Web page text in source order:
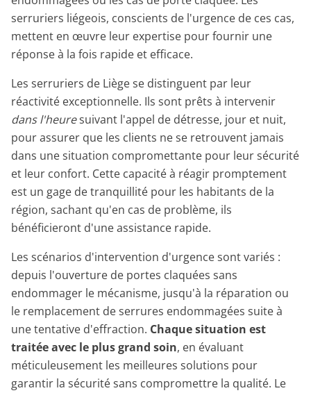
serruriers liégeois, conscients de l'urgence de ces cas,
mettent en œuvre leur expertise pour fournir une
réponse à la fois rapide et efficace.
Les serruriers de Liège se distinguent par leur
réactivité exceptionnelle. Ils sont prêts à intervenir
dans l'heuresuivant l'appel de détresse, jour et nuit,
pour assurer que les clients ne se retrouvent jamais
dans une situation compromettante pour leur sécurité
et leur confort. Cette capacité à réagir promptement
est un gage de tranquillité pour les habitants de la
région, sachant qu'en cas de problème, ils
bénéficieront d'une assistance rapide.
Les scénarios d'intervention d'urgence sont variés :
depuis l'ouverture de portes claquées sans
endommager le mécanisme, jusqu'à la réparation ou
le remplacement de serrures endommagées suite à
une tentative d'effraction. Chaque situation est
traitée avec le plus grand soin, en évaluant
méticuleusement les meilleures solutions pour
garantir la sécurité sans compromettre la qualité. Le